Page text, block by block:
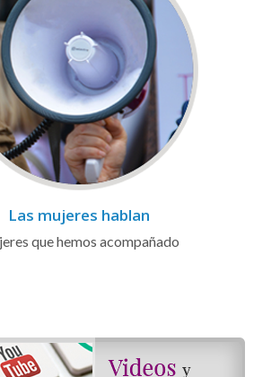
Las mujeres hablan
que hemos acompañado